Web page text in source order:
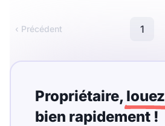
€
‹ Précédent 1
Propriétaire, louez
bien rapidement !